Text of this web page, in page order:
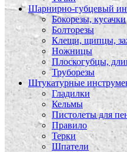
Шарнирно-губцевый
Бокорезы, кусачки
Болторезы
Клещи, щипцы,
Ножницы
Плоскогубцы,
Труборезы
Штукатурные
Гладилки
Кельмы
Пистолеты для
Правило
Терки
Шпатели